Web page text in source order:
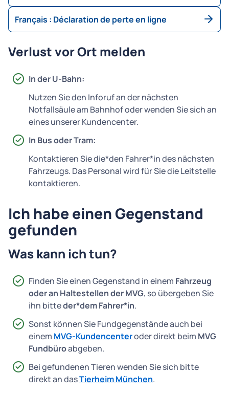
Français : Déclaration de perte en ligne
Verlust vor Ort melden
In der U-Bahn:
Nutzen Sie den Inforuf an der nächsten
Notfallsäule am Bahnhof oder wenden Sie sich an
eines unserer Kundencenter.
In Bus oder Tram:
Kontaktieren Sie die*den Fahrer*in des nächsten
Fahrzeugs. Das Personal wird für Sie die Leitstelle
kontaktieren.
Ich habe einen Gegenstand
gefunden
Was kann ich tun?
Finden Sie einen Gegenstand in einem Fahrzeug
oder an Haltestellen der MVG, so übergeben Sie
ihn bitteder*dem Fahrer*in.
Sonst können Sie Fundgegenstände auch bei
einem MVG-Kundencenteroder direkt beim MVG
Fundbüroabgeben.
Bei gefundenen Tieren wenden Sie sich bitte
direkt an dasTierheim München.